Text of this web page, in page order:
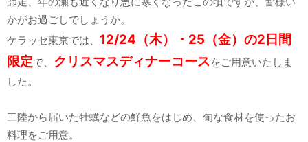
かがお過ごしでしょうか。
ケラッセ東京では、 12/24（木）・25（金）の2日間
限定で、 クリスマスディナーコースをご用意いたしま
した。
三陸から届いた牡蠣などの鮮魚をはじめ、旬な食材を使ったお
料理をご用意。